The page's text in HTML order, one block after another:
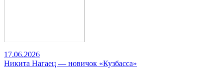
17.06.2026
Никита Нагаец — новичок «Кузбасса»